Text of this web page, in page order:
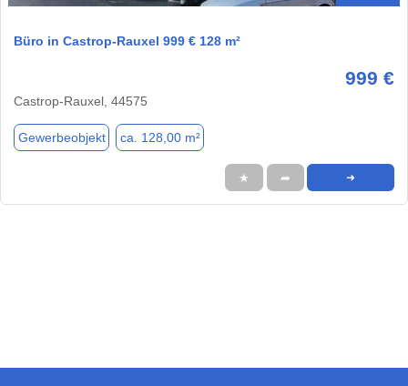
Büro in Castrop-Rauxel 999 € 128 m²
999 €
Castrop-Rauxel, 44575
Gewerbeobjekt ca. 128,00 m²
★ ➦ ➜